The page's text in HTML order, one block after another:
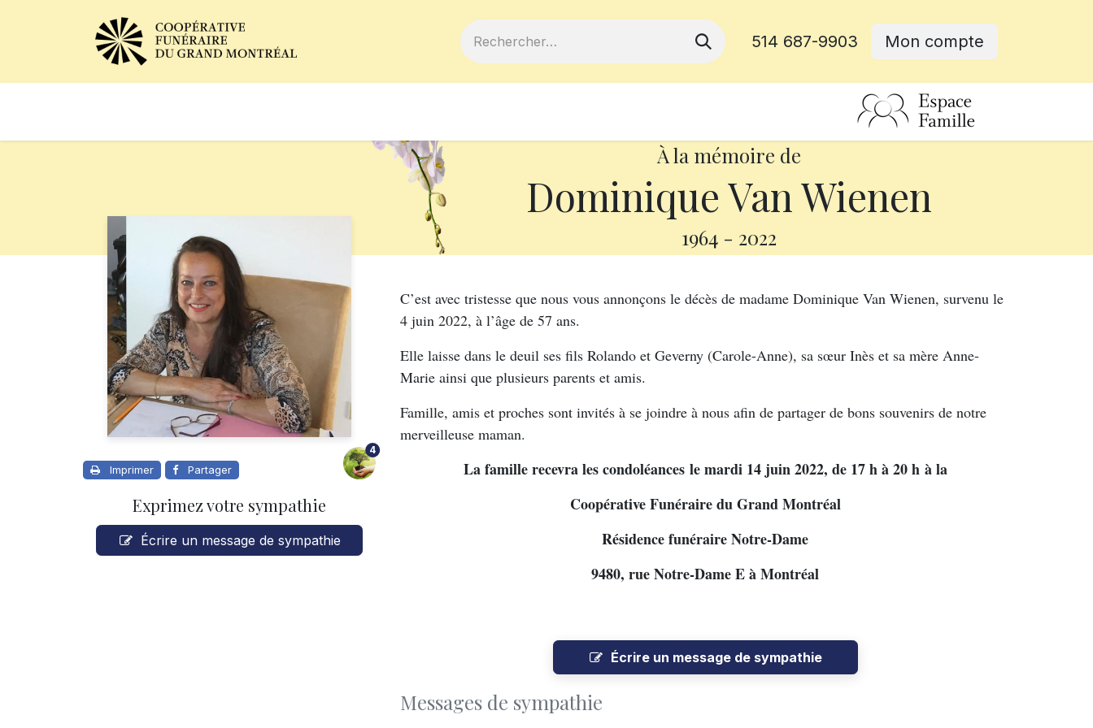
514 687-9903 Mon compte
À la mémoire de
Dominique Van Wienen
1964 - 2022
Imprimer Partager
4
Exprimez votre sympathie
Écrire un message de sympathie
C’est avec tristesse que nous vous annonçons le décès de madame Dominique Van Wienen, survenu le
4 juin 2022, à l’âge de 57 ans.
Elle laisse dans le deuil ses fils Rolando et Geverny (Carole-Anne), sa sœur Inès et sa mère Anne-
Marie ainsi que plusieurs parents et amis.
Famille, amis et proches sont invités à se joindre à nous afin de partager de bons souvenirs de notre
merveilleuse maman.
La famille recevra les condoléances le mardi 14 juin 2022, de 17 h à 20 h à la
Coopérative Funéraire du Grand Montréal
Résidence funéraire Notre-Dame
9480, rue Notre-Dame E à Montréal
Écrire un message de sympathie
Messages de sympathie